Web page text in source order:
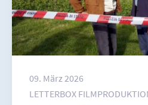
09. März 2026
LETTERBOX